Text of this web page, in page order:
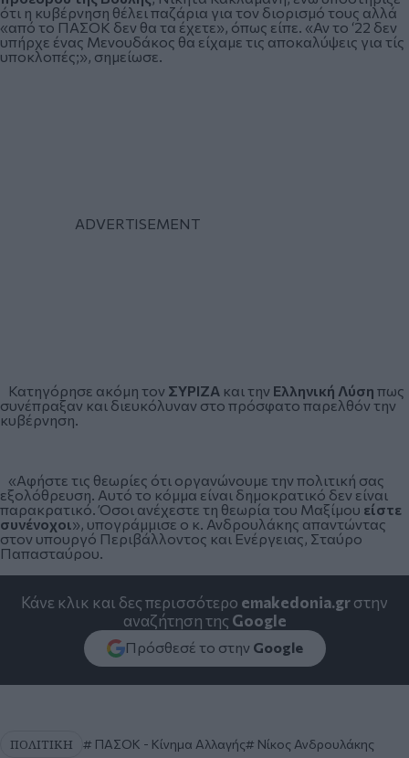
ότι η κυβέρνηση θέλει παζάρια για τον διορισμό τους αλλά
«από το ΠΑΣΟΚ δεν θα τα έχετε», όπως είπε. «Αν το ‘22 δεν
υπήρχε ένας Μενουδάκος θα είχαμε τις αποκαλύψεις για τίς
υποκλοπές;», σημείωσε.
Κατηγόρησε ακόμη τον ΣΥΡΙΖΑ και την Ελληνική Λύση πως
συνέπραξαν και διευκόλυναν στο πρόσφατο παρελθόν την
κυβέρνηση.
«Αφήστε τις θεωρίες ότι οργανώνουμε την πολιτική σας
εξολόθρευση. Αυτό το κόμμα είναι δημοκρατικό δεν είναι
παρακρατικό. Όσοι ανέχεστε τη θεωρία του Μαξίμου είστε
συνένοχοι », υπογράμμισε ο κ. Ανδρουλάκης απαντώντας
στον υπουργό Περιβάλλοντος και Ενέργειας, Σταύρο
Παπασταύρου.
Κάνε κλικ και δες περισσότερο emakedonia.grστην
αναζήτηση της Google
Πρόσθεσέ το στην Google
ΠΟΛΙΤΙΚΗ ΠΑΣΟΚ - Κίνημα Αλλαγής
Νίκος Ανδρουλάκης